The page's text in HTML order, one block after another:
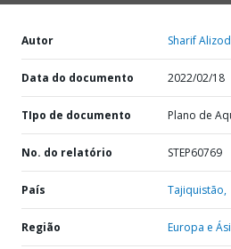
Autor Sharif
Data do documento 2022/02/18
TIpo de documento Plano de
No. do relatório STEP60769
País Tajiquistão,
Região Europa e